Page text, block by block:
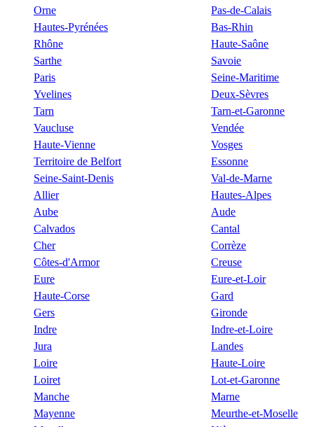
Orne
Pas-de-Calais
Hautes-Pyrénées
Bas-Rhin
Rhône
Haute-Saône
Sarthe
Savoie
Paris
Seine-Maritime
Yvelines
Deux-Sèvres
Tarn
Tarn-et-Garonne
Vaucluse
Vendée
Haute-Vienne
Vosges
Territoire de Belfort
Essonne
Seine-Saint-Denis
Val-de-Marne
Allier
Hautes-Alpes
Aube
Aude
Calvados
Cantal
Cher
Corrèze
Côtes-d'Armor
Creuse
Eure
Eure-et-Loir
Haute-Corse
Gard
Gers
Gironde
Indre
Indre-et-Loire
Jura
Landes
Loire
Haute-Loire
Loiret
Lot-et-Garonne
Manche
Marne
Mayenne
Meurthe-et-Moselle